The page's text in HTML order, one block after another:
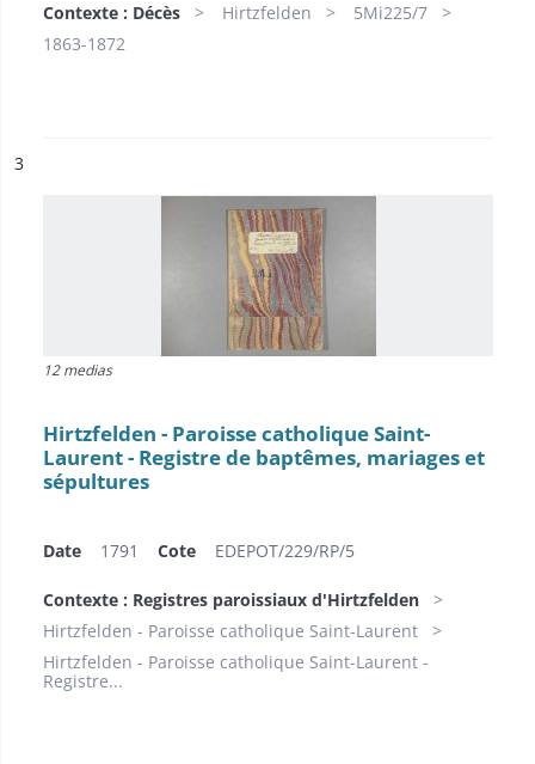
Contexte : Décès Hirtzfelden
5Mi225/7
1863-1872
n°
3
12 medias
Hirtzfelden - Paroisse catholique Saint-
Laurent - Registre de baptêmes, mariages et
sépultures
Date 1791 Cote EDEPOT/229/RP/5
Contexte : Registres paroissiaux d'Hirtzfelden
Hirtzfelden - Paroisse catholique Saint-Laurent
Hirtzfelden - Paroisse catholique Saint-Laurent -
Registre...